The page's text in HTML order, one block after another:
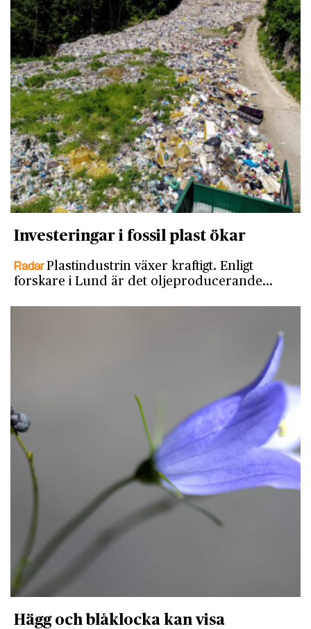
Investeringar i fossil plast ökar
RadarPlastindustrin växer kraftigt. Enligt
forskare i Lund är det oljeproducerande…
Hägg och blåklocka kan visa